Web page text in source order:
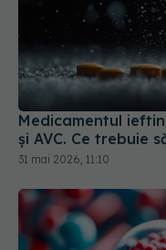
Medicamentul
și AVC. Ce trebuie